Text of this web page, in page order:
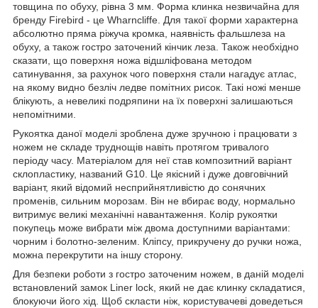
товщина по обуху, рівна 3 мм. Форма клинка незвичайна для
бренду Firebird - це Wharncliffe. Для такої форми характерна
абсолютно пряма ріжуча кромка, наявність фальшлеза на
обуху, а також гостро заточений кінчик леза. Також необхідно
сказати, що поверхня ножа відшліфована методом
сатинування, за рахунок чого поверхня стали нагадує атлас,
на якому видно безліч ледве помітних рисок. Такі ножі менше
блікують, а невеликі подряпини на їх поверхні залишаються
непомітними.
Рукоятка даної моделі зроблена дуже зручною і працювати з
ножем не складе труднощів навіть протягом тривалого
періоду часу. Матеріалом для неї став композитний варіант
склопластику, названий G10. Це якісний і дуже довговічний
варіант, який відомий несприйнятливістю до сонячних
променів, сильним морозам. Він не вбирає воду, нормально
витримує великі механічні навантаження. Колір рукоятки
покупець може вибрати між двома доступними варіантами:
чорним і болотно-зеленим. Кліпсу, прикручену до ручки ножа,
можна перекрутити на іншу сторону.
Для безпеки роботи з гостро заточеним ножем, в даній моделі
встановлений замок Liner lock, який не дає клинку складатися,
блокуючи його хід. Щоб скласти ніж, користувачеві доведеться